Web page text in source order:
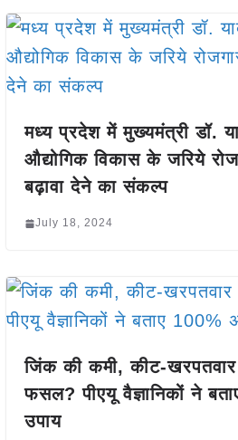
मध्य प्रदेश में मुख्यमंत्री डॉ.
औद्योगिक विकास के जरिये
बढ़ावा देने का संकल्प
July 18, 2024
जिंक की कमी, कीट-
फसल? पीएयू वैज्ञानिकों ने
उपाय